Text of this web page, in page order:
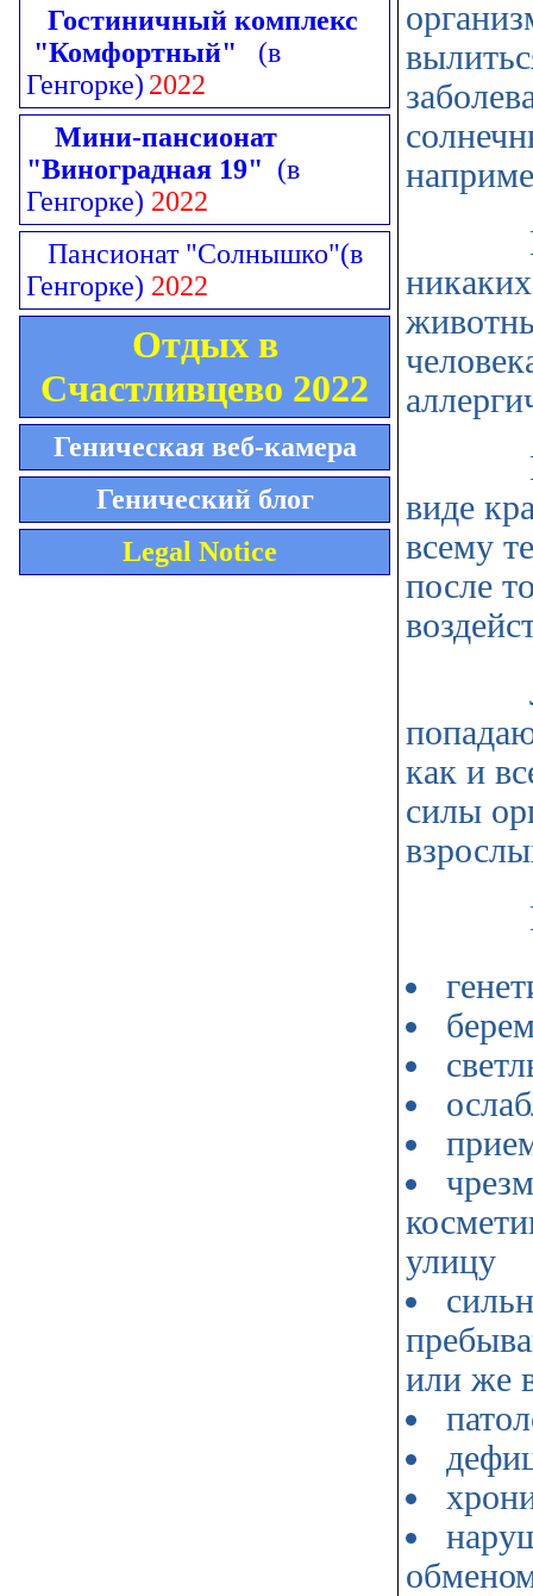
Гостиничный комплекс
"Комфортный" (в
Генгорке) 2022
Мини-пансионат
"Виноградная 19" (в
Генгорке) 2022
Пансионат "Солнышко"(в
Генгорке) 2022
Отдых в
Счастливцево 2022
Геническая веб-камера
Генический блог
Legal Notice
Как
виде
всему
после
Люди
как и
силы
улицу
или же